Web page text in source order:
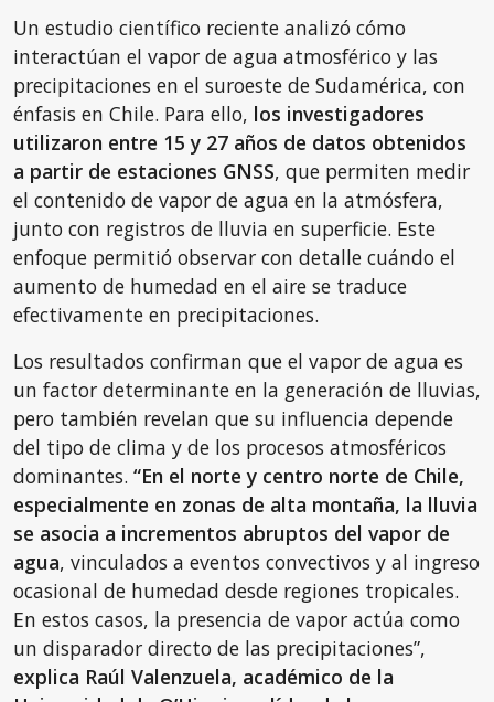
Un estudio científico reciente analizó cómo
interactúan el vapor de agua atmosférico y las
precipitaciones en el suroeste de Sudamérica, con
énfasis en Chile. Para ello, los investigadores
utilizaron entre 15 y 27 años de datos obtenidos
a partir de estaciones GNSS, que permiten medir
el contenido de vapor de agua en la atmósfera,
junto con registros de lluvia en superficie. Este
enfoque permitió observar con detalle cuándo el
aumento de humedad en el aire se traduce
efectivamente en precipitaciones.
Los resultados confirman que el vapor de agua es
un factor determinante en la generación de lluvias,
pero también revelan que su influencia depende
del tipo de clima y de los procesos atmosféricos
dominantes. “En el norte y centro norte de Chile,
especialmente en zonas de alta montaña, la lluvia
se asocia a incrementos abruptos del vapor de
agua, vinculados a eventos convectivos y al ingreso
ocasional de humedad desde regiones tropicales.
En estos casos, la presencia de vapor actúa como
un disparador directo de las precipitaciones”,
explica Raúl Valenzuela, académico de la